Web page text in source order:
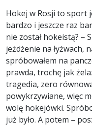
Hokej w Rosji to sport
bardzo i jeszcze raz
nie został hokeistą? –
jeżdżenie na łyżwach,
spróbowałem na
prawda, trochę jak
tragedia, zero
powykrzywiane, więc
wolę hokejówki.
już było. A potem –